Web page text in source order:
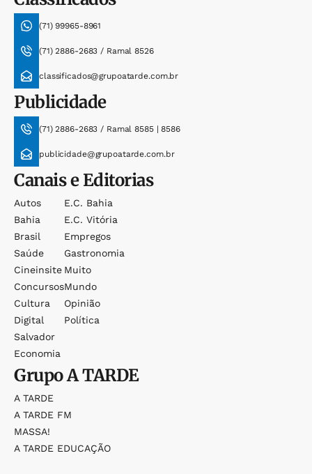
(71) 99965-8961
(71) 2886-2683 / Ramal 8526
classificados@grupoatarde.com.br
Publicidade
(71) 2886-2683 / Ramal 8585 | 8586
publicidade@grupoatarde.com.br
Canais e Editorias
Autos
Bahia
Brasil
Saúde
Cineinsite
Concursos
Cultura
Digital
Salvador
Economia
E.c. Bahia
E.c. Vitória
Empregos
Gastronomia
Muito
Mundo
Opinião
Política
GrupoA TARDE
A TARDE
A TARDE FM
MASSA!
A TARDE EDUCAÇÃO